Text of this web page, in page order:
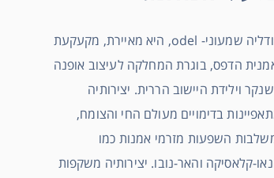
אודליה שמעוני- odel, היא מאיירת, מקעקעת
הדפס, בוגרת המחלקה לעיצוב אופנה
וילידת היישוב הררית. יצירותיה
בדימויים מעולם החי והצומח,
השפעות מזרמי אמנות כמו
קלאסיקה והאר-נובו. יצירותיה משקפות